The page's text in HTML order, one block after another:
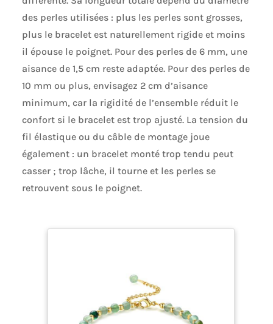
Ouverture ajustable sur chaque bracelet acier
inoxydable femme pour s'adapter à tous les
poignets. Ces bracelet femme intemporels
✨【Cadeau Élégant en Argent pour Elle】Ce
bracelet argent chic passe du bureau aux soirées
argentées pour une esthétique minimaliste
moderne - un basique permanent parmi les
bracelet femme argent. ✨【Service YADOCA
Garanti】Pour tout défaut sur votre bracelet jonc
femme, contactez-nous par email. Retours/
échanges gratuits vous offrent une expérience
d'achat sans soucis.
des perles utilisées : plus les perles sont grosses,
plus le bracelet est naturellement rigide et moins
il épouse le poignet. Pour des perles de 6 mm, une
aisance de 1,5 cm reste adaptée. Pour des perles de
10 mm ou plus, envisagez 2 cm d’aisance
minimum, car la rigidité de l’ensemble réduit le
confort si le bracelet est trop ajusté. La tension du
fil élastique ou du câble de montage joue
également : un bracelet monté trop tendu peut
casser ; trop lâche, il tourne et les perles se
retrouvent sous le poignet.